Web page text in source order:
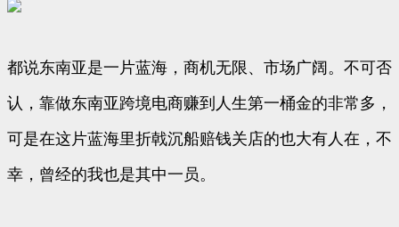
都说东南亚是一片蓝海，商机无限、市场广阔。不可否
认，靠做东南亚跨境电商赚到人生第一桶金的非常多，
可是在这片蓝海里折戟沉船赔钱关店的也大有人在，不
幸，曾经的我也是其中一员。